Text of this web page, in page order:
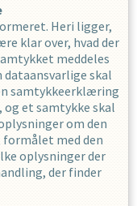
Heri ligger,
klar over, hvad der
meddeles
dataansvarlige skal
samtykkeerklæring
et samtykke skal
om den
med den
oplysninger der
der finder